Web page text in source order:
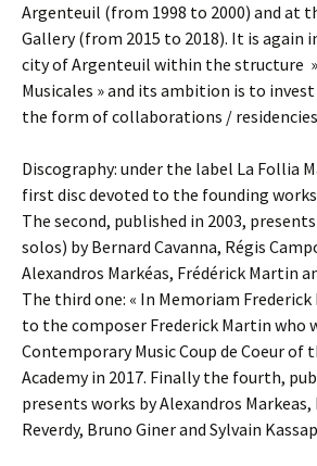
Argenteuil (from 1998 to 2000) and at
Gallery (from 2015 to 2018). It is again
city of Argenteuil within the structure »
Musicales » and its ambition is to
the form of collaborations /
Discography: under the label La Follia
first disc devoted to the founding
The second, published in 2003,
solos) by Bernard Cavanna, Régis
Alexandros Markéas, Frédérick Martin
The third one: « In Memoriam
to the composer Frederick Martin who
Contemporary Music Coup de Coeur of
Academy in 2017. Finally the fourth,
presents works by Alexandros Markeas,
Reverdy, Bruno Giner and Sylvain